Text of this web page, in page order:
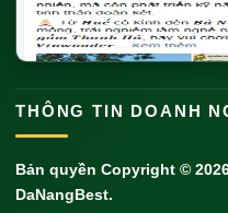
Hồ Xuân Hươngnằm
ví như “viên ngọc” của
được bao bọc bởi hàng
đường hoa rực rỡ. Đây
minh trong sương mù
mang đến cảm giác thư
THÔNG TIN DOANH
Bản quyền Copyright ©
DaNangBest.